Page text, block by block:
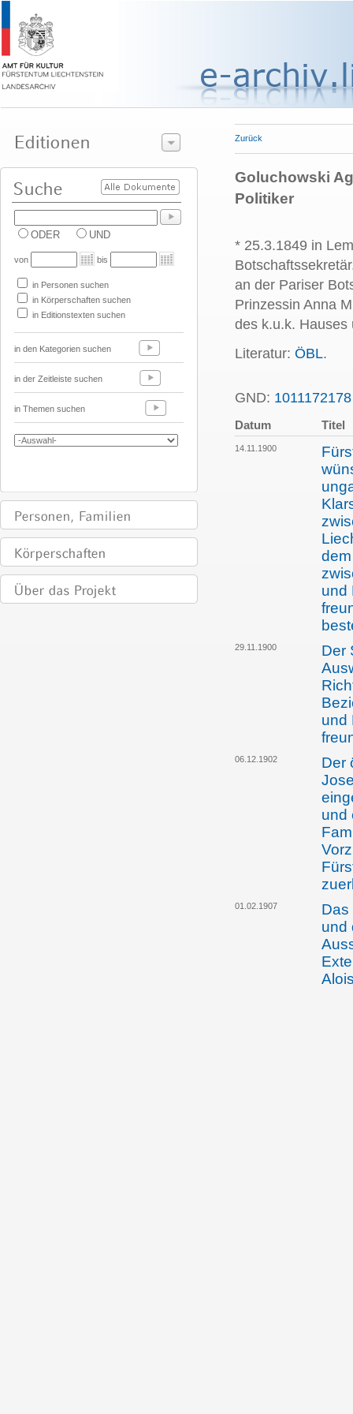
ODER UND
von bis
in Personen suchen
in Körperschaften suchen
in Editionstexten suchen
in den Kategorien suchen
in der Zeitleiste suchen
in Themen suchen
Zurück
Goluchowski
Politiker
* 25.3.1849 in
an der Pariser
Prinzessin Anna
des k.u.k.
Literatur: ÖBL.
GND: 1011172178
Datum Titel
14.11.1900
und
29.11.1900
Der
und
06.12.1902
Der
und
01.02.1907
Das
und